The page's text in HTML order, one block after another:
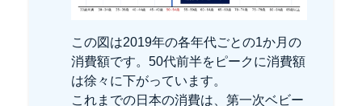
この図は2019年の各年代ごとの1か月の
消費額です。50代前半をピークに消費額
は徐々に下がっています。
これまでの日本の消費は、第一次ベビー